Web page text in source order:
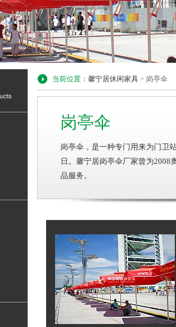
当前位置： 馨宁居休闲家具 > 岗亭伞
岗亭伞
岗亭伞，是一种专门用来为门卫
日。馨宁居岗亭伞厂家曾为
品服务。